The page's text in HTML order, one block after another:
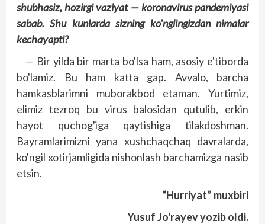
shubhasiz, hozirgi vaziyat — koronavirus pande­miyasi
sabab. Shu kunlarda sizning ko'ng­lingizdan nimalar
kechayapti?
— Bir yilda bir marta bo'lsa ham, asosiy e'tiborda
bo'lamiz. Bu ham katta gap. Avvalo, barcha
hamkasblarimni muborakbod etaman. Yurtimiz,
elimiz tezroq bu virus balosidan qutulib, erkin
hayot quchog'iga qaytishiga tilakdoshman.
Bayramlarimizni yana xushchaqchaq davralarda,
ko'ngil xotirjamligida nishonlash barchamizga nasib
etsin.
“Hurriyat” muxbiri
Yusuf Jo'rayev yozib oldi.